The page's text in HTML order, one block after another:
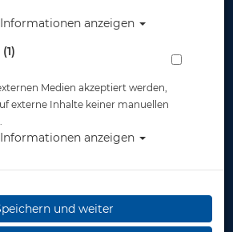
4.0 (2018) - Herren - Gr:
anzeigen
Medien akzeptiert werden,
externe Inhalte keiner manuellen
anzeigen
und weiter